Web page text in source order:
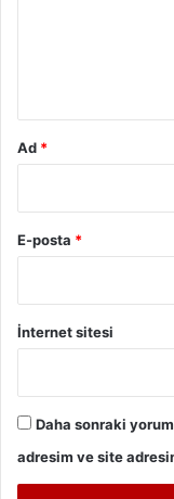
Ad *
E-posta *
İnternet sitesi
Daha sonraki
adresim ve site